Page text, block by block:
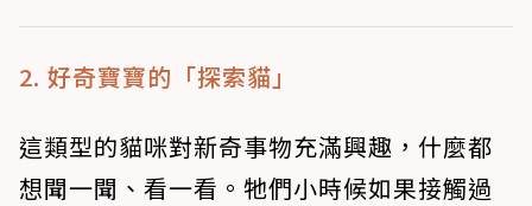
2. 好奇寶寶的「探索貓」
這類型的貓咪對新奇事物充滿興趣，什麼都
想聞一聞、看一看。牠們小時候如果接觸過